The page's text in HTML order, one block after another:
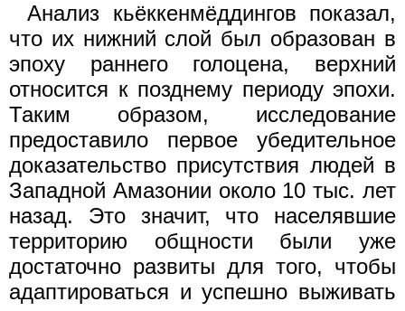
Анализ кьёккенмёддингов показал,
что их нижний слой был образован в
эпоху раннего голоцена, верхний
относится к позднему периоду эпохи.
Таким образом, исследование
предоставило первое убедительное
доказательство присутствия людей в
Западной Амазонии около 10 тыс. лет
назад. Это значит, что населявшие
территорию общности были уже
достаточно развиты для того, чтобы
адаптироваться и успешно выживать